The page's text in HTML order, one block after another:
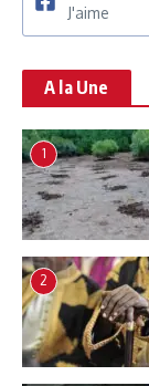
J'aime
A la Une
1
2